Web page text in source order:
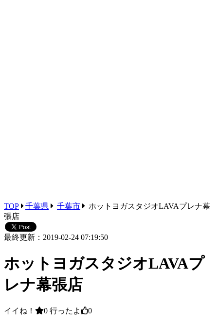
TOP 千葉県 千葉市
ホットヨガスタジオLAVAプレナ幕
張店
最終更新：2019-02-24 07:19:50
ホットヨガスタジオLAVAプ
レナ幕張店
イイね！ 0 行ったよ 0